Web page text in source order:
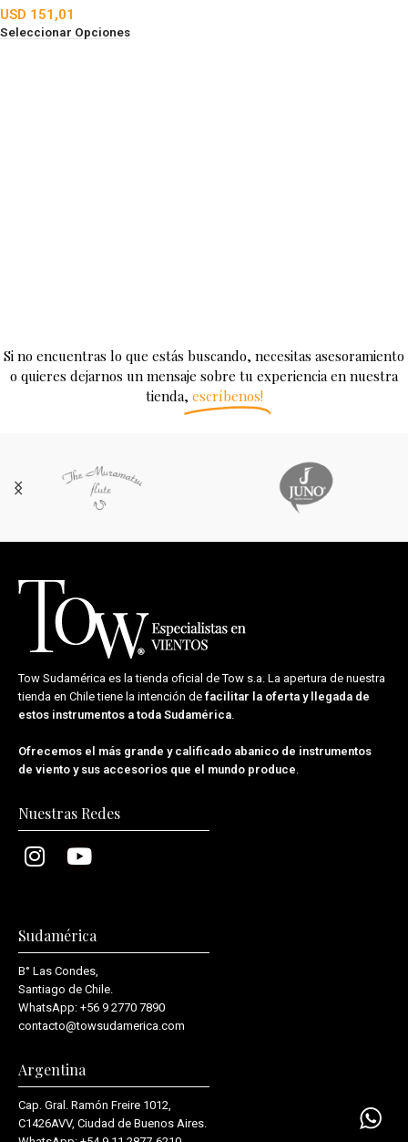
USD 151,01
Seleccionar Opciones
Si no encuentras lo que estás buscando, necesitas asesoramiento
o quieres dejarnos un mensaje sobre tu experiencia en nuestra
tienda, escríbenos!
Tow Sudamérica es la tienda oficial deTow s.a. La apertura de nuestra
tienda en Chile tiene la intención de facilitar la oferta y llegada de
estos instrumentos a toda Sudamérica
Ofrecemos el más grande y calificado abanico de instrumentos
de viento y sus accesorios que el mundo produce
Nuestras Redes
Sudamérica
B° Las Condes,
Santiago de Chile.
WhatsApp: +56 9 2770 7890
contacto@towsudamerica.com
Argentina
Cap. Gral. Ramón Freire 1012,
C1426AVV, Ciudad de Buenos Aires.